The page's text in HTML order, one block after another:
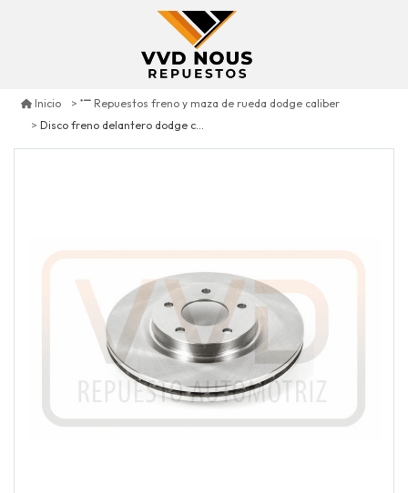
Inicio
Repuestos freno y maza de rueda dodge caliber
Disco freno delantero dodge caliber 2.0 2007/2012